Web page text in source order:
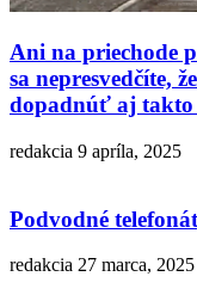
Ani na priechode
sa nepresvedčíte,
dopadnúť aj
redakcia 9 apríla, 2025
Podvodné
redakcia 27 marca, 2025